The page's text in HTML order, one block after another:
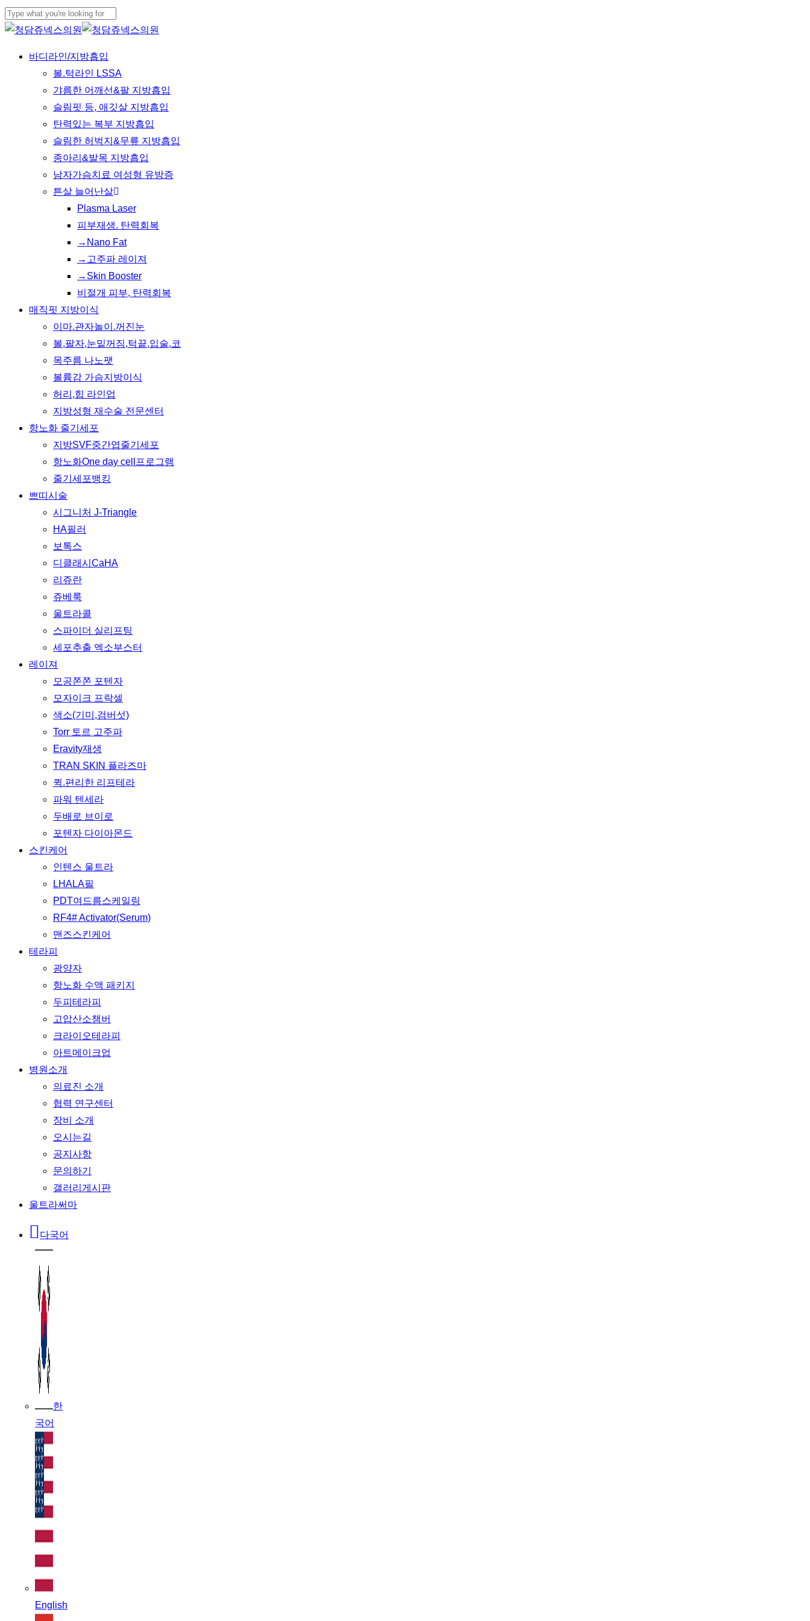
Skip
to
content
Close
Menu
바디라인/지방흡입
볼.턱라인 LSSA
갸름한 어깨선&팔 지방흡입
슬림핏 등, 애깃살 지방흡입
탄력있는 복부 지방흡입
슬림한 허벅지&무릎 지방흡입
종아리&발목 지방흡입
남자가슴치료 여성형 유방증
튼살 늘어난살
Plasma Laser
피부재생. 탄력회복
→Nano Fat
→고주파 레이져
→Skin Booster
비절개 피부, 탄력회복
매직핏 지방이식
이마.관자놀이.꺼진눈
볼,팔자,눈밑꺼짐,턱끝,입술,코
목주름 나노팻
볼륨감 가슴지방이식
허리,힙 라인업
지방성형 재수술 전문센터
항노화 줄기세포
지방SVF중간엽줄기세포
항노화One day cell프로그램
줄기세포뱅킹
쁘띠시술
시그니처 J-Triangle
HA필러
보톡스
디클래시CaHA
리쥬란
쥬베룩
울트라콜
스파이더 실리프팅
세포추출 엑소부스터
레이져
모공쫀쫀 포텐자
모자이크 프락셀
색소(기미,검버섯)
Torr 토르 고주파
Eravity재생
TRAN SKIN 플라즈마
퀵.편리한 리프테라
파워 텐세라
두배로 브이로
포텐자 다이아몬드
스킨케어
인텐스 울트라
LHALA필
PDT여드름스케일링
RF4# Activator(Serum)
맨즈스킨케어
테라피
광양자
항노화 수액 패키지
두피테라피
고압산소챔버
크라이오테라피
아트메이크업
병원소개
의료진 소개
협력 연구센터
장비 소개
오시는길
공지사항
문의하기
갤러리게시판
울트라써마
다국어
한
국어
English